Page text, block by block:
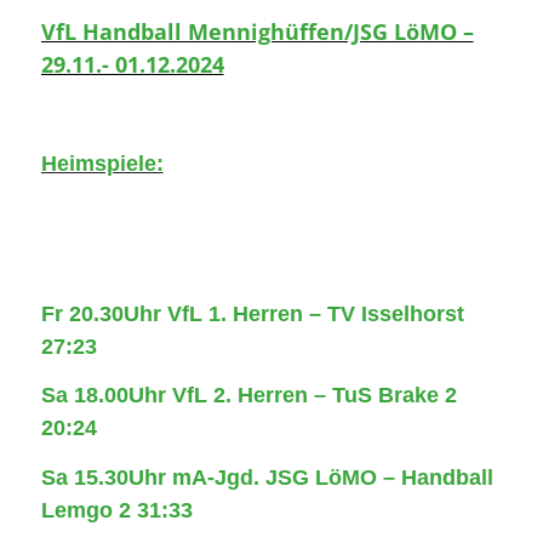
VfL Handball Mennighüffen/JSG LöMO –
29.11.- 01.12.2024
Heimspiele:
Fr 20.30Uhr VfL 1. Herren – TV Isselhorst
27:23
Sa 18.00Uhr VfL 2. Herren – TuS Brake 2
20:24
Sa 15.30Uhr mA-Jgd. JSG LöMO – Handball
Lemgo 2 31:33